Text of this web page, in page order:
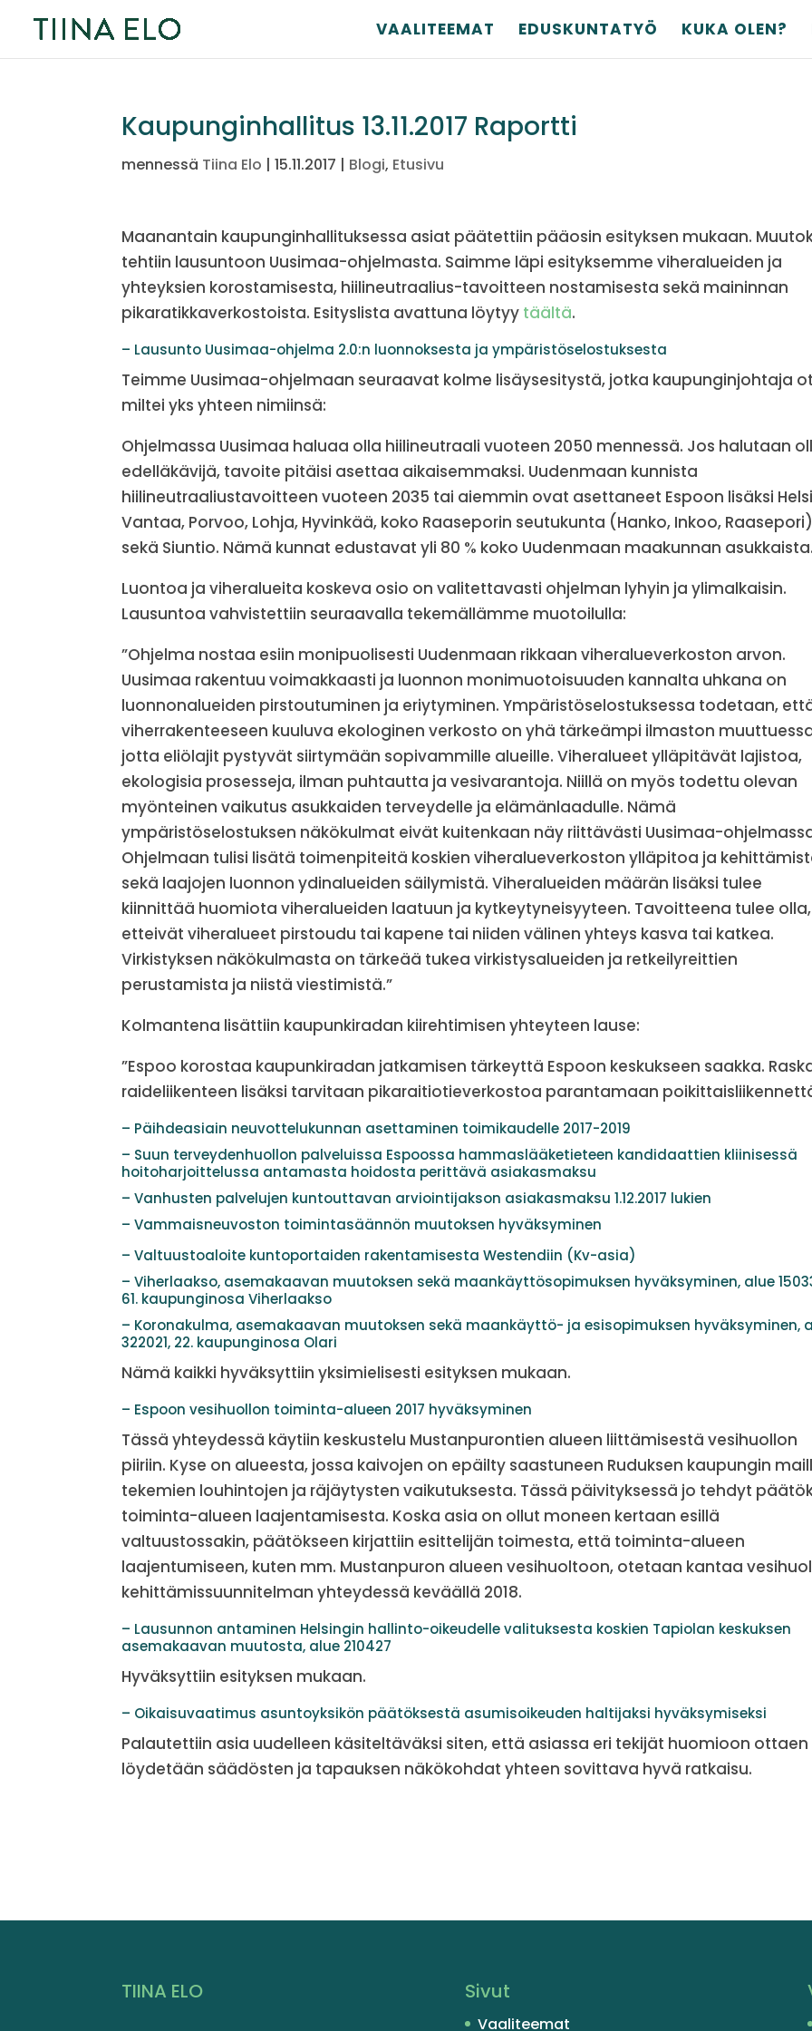
VAALITEEMAT EDUSKUNTATYÖ KUKA OLEN?
Kaupunginhallitus 13.11.2017 Raportti
mennessä Tiina Elo |15.11.2017 | Blogi, Etusivu
Maanantain kaupunginhallituksessa asiat päätettiin pääosin esityksen mukaan.
tehtiin lausuntoon Uusimaa-ohjelmasta. Saimme läpi esityksemme viheralueiden ja
yhteyksien korostamisesta, hiilineutraalius-tavoitteen nostamisesta sekä maininnan
pikaratikkaverkostoista. Esityslista avattuna löytyy täältä.
– Lausunto Uusimaa-ohjelma 2.0:n luonnoksesta ja ympäristöselostuksesta
Teimme Uusimaa-ohjelmaan seuraavat kolme lisäysesitystä, jotka kaupunginjohtaja
miltei yks yhteen nimiinsä:
Ohjelmassa Uusimaa haluaa olla hiilineutraali vuoteen 2050 mennessä. Jos halutaan
edelläkävijä, tavoite pitäisi asettaa aikaisemmaksi. Uudenmaan kunnista
hiilineutraaliustavoitteen vuoteen 2035 tai aiemmin ovat asettaneet Espoon lisäksi
Vantaa, Porvoo, Lohja, Hyvinkää, koko Raaseporin seutukunta (Hanko, Inkoo, Raasepori)
sekä Siuntio. Nämä kunnat edustavat yli 80 % koko Uudenmaan maakunnan asukkaista.
Luontoa ja viheralueita koskeva osio on valitettavasti ohjelman lyhyin ja ylimalkaisin.
Lausuntoa vahvistettiin seuraavalla tekemällämme muotoilulla:
”Ohjelma nostaa esiin monipuolisesti Uudenmaan rikkaan viheralueverkoston arvon.
Uusimaa rakentuu voimakkaasti ja luonnon monimuotoisuuden kannalta uhkana on
luonnonalueiden pirstoutuminen ja eriytyminen. Ympäristöselostuksessa todetaan,
viherrakenteeseen kuuluva ekologinen verkosto on yhä tärkeämpi ilmaston
jotta eliölajit pystyvät siirtymään sopivammille alueille. Viheralueet ylläpitävät lajistoa,
ekologisia prosesseja, ilman puhtautta ja vesivarantoja. Niillä on myös todettu olevan
myönteinen vaikutus asukkaiden terveydelle ja elämänlaadulle. Nämä
ympäristöselostuksen näkökulmat eivät kuitenkaan näy riittävästi Uusimaa-
Ohjelmaan tulisi lisätä toimenpiteitä koskien viheralueverkoston ylläpitoa ja
sekä laajojen luonnon ydinalueiden säilymistä. Viheralueiden määrän lisäksi tulee
kiinnittää huomiota viheralueiden laatuun ja kytkeytyneisyyteen. Tavoitteena tulee olla,
etteivät viheralueet pirstoudu tai kapene tai niiden välinen yhteys kasva tai katkea.
Virkistyksen näkökulmasta on tärkeää tukea virkistysalueiden ja retkeilyreittien
perustamista ja niistä viestimistä.”
Kolmantena lisättiin kaupunkiradan kiirehtimisen yhteyteen lause:
”Espoo korostaa kaupunkiradan jatkamisen tärkeyttä Espoon keskukseen saakka.
raideliikenteen lisäksi tarvitaan pikaraitiotieverkostoa parantamaan
– Päihdeasiain neuvottelukunnan asettaminen toimikaudelle 2017-2019
– Suun terveydenhuollon palveluissa Espoossa hammaslääketieteen kandidaattien kliinisessä
hoitoharjoittelussa antamasta hoidosta perittävä asiakasmaksu
– Vanhusten palvelujen kuntouttavan arviointijakson asiakasmaksu 1.12.2017 lukien
– Vammaisneuvoston toimintasäännön muutoksen hyväksyminen
– Valtuustoaloite kuntoportaiden rakentamisesta Westendiin (Kv-asia)
– Viherlaakso, asemakaavan muutoksen sekä maankäyttösopimuksen hyväksyminen, alue
61. kaupunginosa Viherlaakso
– Koronakulma, asemakaavan muutoksen sekä maankäyttö- ja esisopimuksen hyväksyminen,
322021, 22. kaupunginosa Olari
Nämä kaikki hyväksyttiin yksimielisesti esityksen mukaan.
– Espoon vesihuollon toiminta-alueen 2017 hyväksyminen
Tässä yhteydessä käytiin keskustelu Mustanpurontien alueen liittämisestä vesihuollon
piiriin. Kyse on alueesta, jossa kaivojen on epäilty saastuneen Ruduksen kaupungin
tekemien louhintojen ja räjäytysten vaikutuksesta. Tässä päivityksessä jo tehdyt
toiminta-alueen laajentamisesta. Koska asia on ollut moneen kertaan esillä
valtuustossakin, päätökseen kirjattiin esittelijän toimesta, että toiminta-alueen
laajentumiseen, kuten mm. Mustanpuron alueen vesihuoltoon, otetaan kantaa
kehittämissuunnitelman yhteydessä keväällä 2018.
– Lausunnon antaminen Helsingin hallinto-oikeudelle valituksesta koskien Tapiolan keskuksen
asemakaavan muutosta, alue 210427
Hyväksyttiin esityksen mukaan.
– Oikaisuvaatimus asuntoyksikön päätöksestä asumisoikeuden haltijaksi hyväksymiseksi
Palautettiin asia uudelleen käsiteltäväksi siten, että asiassa eri tekijät huomioon ottaen
löydetään säädösten ja tapauksen näkökohdat yhteen sovittava hyvä ratkaisu.
TIINA ELO Sivut
Vaaliteemat